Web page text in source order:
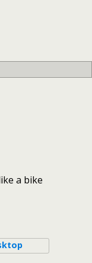
a bike